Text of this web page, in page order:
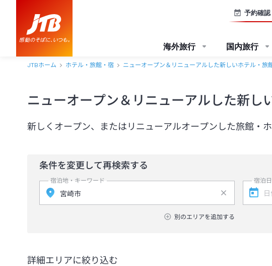
予約確認
海外旅行 国内旅行
JTBホーム ホテル・旅館・宿 ニューオープン＆リニューアルした新しいホテル・旅
ニューオープン＆リニューアルした新し
新しくオープン、またはリニューアルオープンした旅館・ホ
条件を変更して再検索する
宿泊地・キーワード
別のエリアを追加する
宿泊
詳細エリアに絞り込む